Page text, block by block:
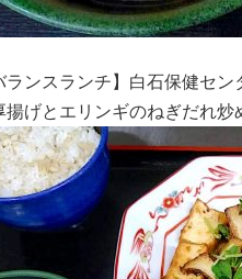
ランスランチ】白石保健セ
揚げとエリンギのねぎだれ炒